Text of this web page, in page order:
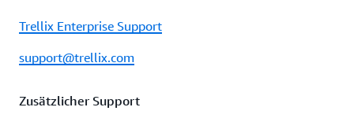
Trellix Enterprise Support
support@trellix.com
Zusätzlicher Support